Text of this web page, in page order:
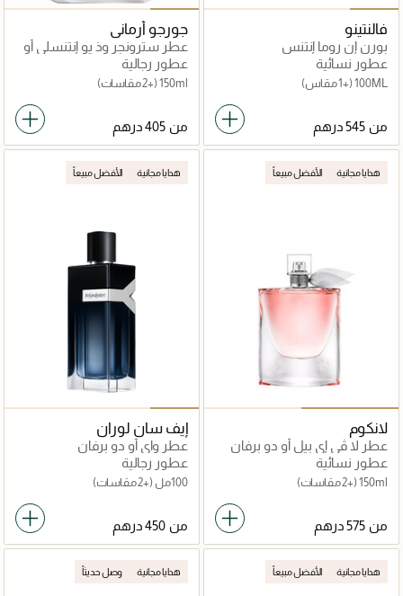
فالنتينو
بورن إن روما إنتنس
عطور نسائية
100ML (+1 مقاس)
من
جورجو أرماني
عطر سترونجر وذ يو إنتنسلي أو
دو برفان
عطور رجالية
150ml (+2 مقاسات)
من
هدايا مجانية الأفضل مبيعاً
لانكوم
عطر لا ڤي إي بيل أو دو برفان
عطور نسائية
150ml (+2 مقاسات)
من
هدايا مجانية الأفضل مبيعاً
إيف سان لوران
عطر واي أو دو برفان
عطور رجالية
100مل (+2 مقاسات)
من
هدايا مجانية الأفضل مبيعاً هدايا مجانية وصل حديثاً